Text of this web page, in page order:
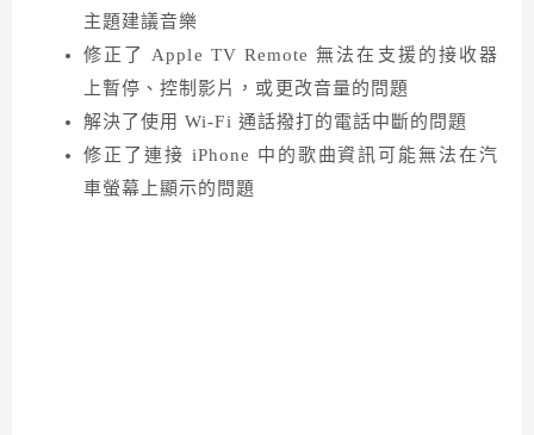
主題建議音樂
修正了 Apple TV Remote 無法在支援的接收器
上暫停、控制影片，或更改音量的問題
解決了使用 Wi-Fi 通話撥打的電話中斷的問題
修正了連接 iPhone 中的歌曲資訊可能無法在汽
車螢幕上顯示的問題